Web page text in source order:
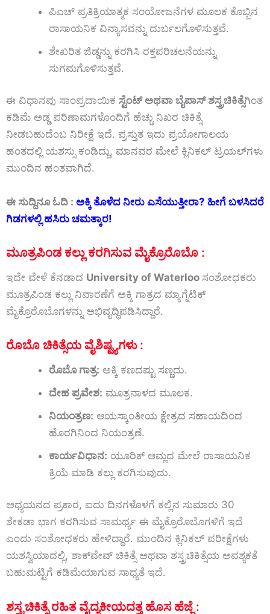
ಪಿಎಚ್ ಪ್ರತಿಕ್ರಿಯಾತ್ಮಕ ಸಂಯೋಜನೆಗಳ ಮೂಲಕ ಕೊಬ್ಬಿನ
ರಾಸಾಯನಿಕ ವಿನ್ಯಾಸವನ್ನು ದುರ್ಬಲಗೊಳಿಸುತ್ತವೆ.
ಶೇಖರಿತ ಜಿಡ್ಡನ್ನು ಕರಗಿಸಿ ರಕ್ತಪರಿಚಲನೆಯನ್ನು
ಸುಗಮಗೊಳಿಸುತ್ತವೆ.
ಈ ವಿಧಾನವು ಸಾಂಪ್ರದಾಯಿಕ ಸ್ಟೆಂಟ್‌ ಅಥವಾ ಬೈಪಾಸ್ ಶಸ್ತ್ರಚಿಕಿತ್ಸೆಗಿಂತ
ಕಡಿಮೆ ಅಡ್ಡ ಪರಿಣಾಮಗಳೊಂದಿಗೆ ಹೆಚ್ಚು ನಿಖರ ಚಿಕಿತ್ಸೆ
ನೀಡಬಹುದೆಂಬ ನಿರೀಕ್ಷೆ ಇದೆ. ಪ್ರಸ್ತುತ ಇದು ಪ್ರಯೋಗಾಲಯ
ಹಂತದಲ್ಲಿ ಯಶಸ್ಸು ಕಂಡಿದ್ದು, ಮಾನವರ ಮೇಲೆ ಕ್ಲಿನಿಕಲ್ ಟ್ರಯಲ್‌ಗಳು
ಮುಂದಿನ ಹಂತವಾಗಿದೆ.
ಈ ಸುದ್ದಿನೂ ಓದಿ : ಅಕ್ಕಿ ತೊಳೆದ ನೀರು ಎಸೆಯುತ್ತೀರಾ? ಹೀಗೆ ಬಳಸಿದರೆ
ಗಿಡಗಳಲ್ಲಿ ಹಸಿರು ಚಮತ್ಕಾರ!
ಮೂತ್ರಪಿಂಡ ಕಲ್ಲು ಕರಗಿಸುವ ಮೈಕ್ರೊರೊಬೊ :
ಇದೇ ವೇಳೆ ಕೆನಡಾದ University of Waterloo ಸಂಶೋಧಕರು
ಮೂತ್ರಪಿಂಡ ಕಲ್ಲು ನಿವಾರಣೆಗೆ ಅಕ್ಕಿ ಗಾತ್ರದ ಮ್ಯಾಗ್ನೆಟಿಕ್
ಮೈಕ್ರೊರೊಬೊಗಳನ್ನು ಅಭಿವೃದ್ಧಿಪಡಿಸಿದ್ದಾರೆ.
ರೊಬೊ ಚಿಕಿತ್ಸೆಯ ವೈಶಿಷ್ಟ್ಯಗಳು :
ರೊಬೊ ಗಾತ್ರ: ಅಕ್ಕಿ ಕಣದಷ್ಟು ಸಣ್ಣದು.
ದೇಹ ಪ್ರವೇಶ: ಮೂತ್ರನಾಳದ ಮೂಲಕ.
ನಿಯಂತ್ರಣ: ಆಯಸ್ಕಾಂತೀಯ ಕ್ಷೇತ್ರದ ಸಹಾಯದಿಂದ
ಹೊರಗಿನಿಂದ ನಿಯಂತ್ರಣೆ.
ಕಾರ್ಯವಿಧಾನ: ಯೂರಿಕ್ ಆಮ್ಲದ ಮೇಲೆ ರಾಸಾಯನಿಕ
ಕ್ರಿಯೆ ಮಾಡಿ ಕಲ್ಲು ಕರಗಿಸುವುದು.
ಅಧ್ಯಯನದ ಪ್ರಕಾರ, ಐದು ದಿನಗಳೊಳಗೆ ಕಲ್ಲಿನ ಸುಮಾರು 30
ಶೇಕಡಾ ಭಾಗ ಕರಗಿಸುವ ಸಾಮರ್ಥ್ಯ ಈ ಮೈಕ್ರೊರೊಬೊಗಳಿಗೆ ಇದೆ
ಎಂದು ಸಂಶೋಧಕರು ಹೇಳಿದ್ದಾರೆ. ಮುಂದಿನ ಕ್ಲಿನಿಕಲ್ ಪರೀಕ್ಷೆಗಳು
ಯಶಸ್ವಿಯಾದಲ್ಲಿ, ಶಾಕ್‌ವೇವ್ ಚಿಕಿತ್ಸೆ ಅಥವಾ ಶಸ್ತ್ರಚಿಕಿತ್ಸೆಯ ಅವಶ್ಯಕತೆ
ಬಹುಮಟ್ಟಿಗೆ ಕಡಿಮೆಯಾಗುವ ಸಾಧ್ಯತೆ ಇದೆ.
ಶಸ್ತ್ರಚಿಕಿತ್ಸೆ ರಹಿತ ವೈದ್ಯಕೀಯದತ್ತ ಹೊಸ ಹೆಜ್ಜೆ :